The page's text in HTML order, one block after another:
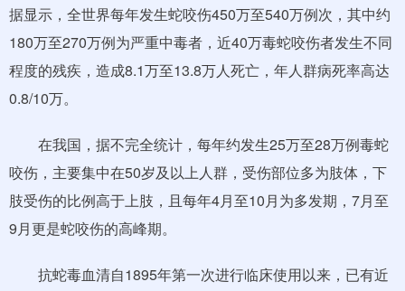
据显示，全世界每年发生蛇咬伤450万至540万例次，其中约
180万至270万例为严重中毒者，近40万毒蛇咬伤者发生不同
程度的残疾，造成8.1万至13.8万人死亡，年人群病死率高达
0.8/10万。
在我国，据不完全统计，每年约发生25万至28万例毒蛇
咬伤，主要集中在50岁及以上人群，受伤部位多为肢体，下
肢受伤的比例高于上肢，且每年4月至10月为多发期，7月至
9月更是蛇咬伤的高峰期。
抗蛇毒血清自1895年第一次进行临床使用以来，已有近